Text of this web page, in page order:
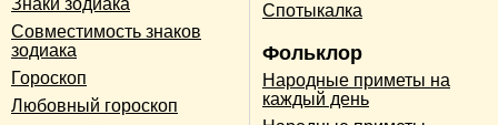
Знаки зодиака
Совместимость знаков
зодиака
Гороскоп
Любовный гороскоп
Спотыкалка
Фольклор
Народные приметы на
каждый день